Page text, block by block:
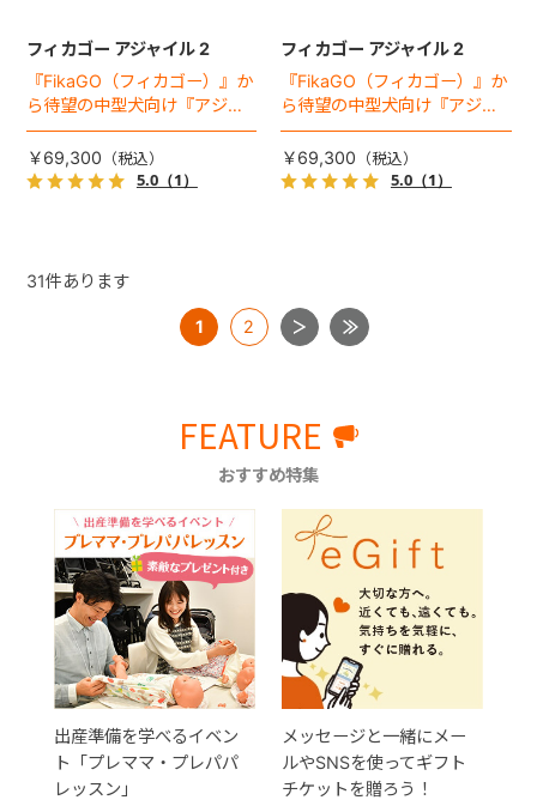
フィカゴー アジャイル 2
『FikaGO（フィカゴー）』か
ら待望の中型犬向け『アジャ
イル２』 登場！耐荷重30kg
で、しかも1秒・自動収納機能
搭載！！
￥69,300
5.0（1）
フィカゴー アジャイル 2
『FikaGO（フィカゴー）』か
ら待望の中型犬向け『アジャ
イル２』 登場！耐荷重30kg
で、しかも1秒・自動収納機能
搭載！！
￥69,300
5.0（1）
31件あります
1 2
FEATURE
おすすめ特集
出産準備を学べるイベン
ト「プレママ・プレパパ
レッスン」
メッセージと一緒にメー
ルやSNSを使ってギフト
チケットを贈ろう！